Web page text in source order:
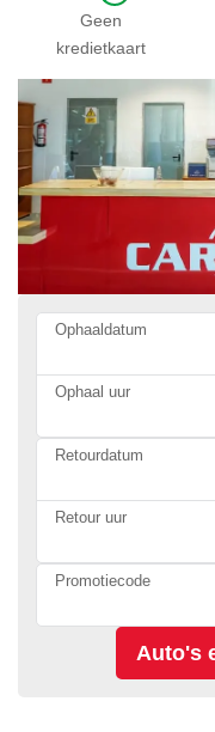
Geen
kredietkaart
Ophaaldatum
Ophaal uur
Retourdatum
Retour uur
Promotiecode